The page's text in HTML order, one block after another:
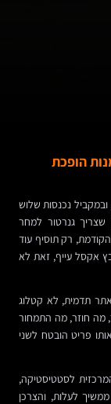
הופכת
ובמקביל נכנסות שלוש
גנרטור למחר
רק תוסיף עוד
אקסל עייף, זאת לא
אתר תדמית, לא קטלוג
מה חוזר, מה התמחור
פריט הובטח לשני
לסטטיסטיקה,
לעלות, והצרכן